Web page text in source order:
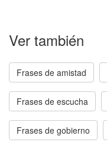
Ver también
Frases de amistad
Frases de escucha
Frases de gobierno